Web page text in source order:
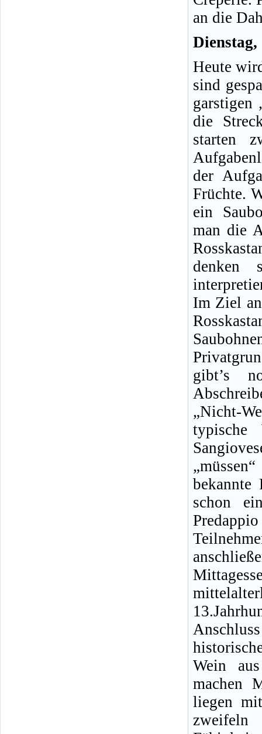
an die
Heute
sind
garstigen
die
starten
der
Früchte.
ein
man die
denken
Im Ziel
gibt’s
„Nicht-
schon
Wein
machen
liegen